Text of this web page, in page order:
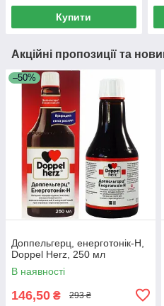
Купити
Акційні пропозиції та
–50%
Доппельгерц, енерготонік-H,
Doppel Herz, 250 мл
В наявності
146,50 ₴ 293 ₴